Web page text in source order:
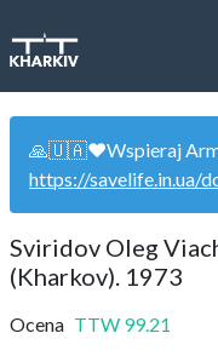
🙏🇺🇦❤️Wspieraj
https://savelife.in.ua/
Sviridov Oleg
(Kharkov). 1973
Ocena TTW 99.21